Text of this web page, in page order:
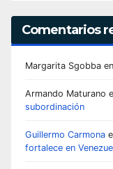
Comentarios
Margarita Sgobba en
Armando Maturano
subordinación
Guillermo Carmona
fortalece en